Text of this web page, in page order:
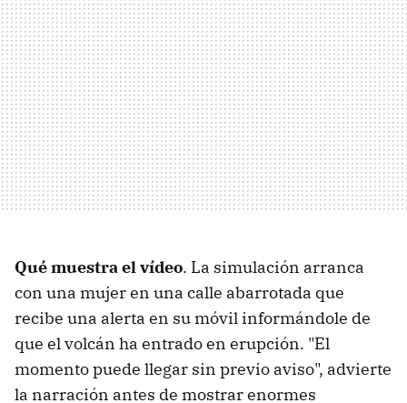
Qué muestra el vídeo. La simulación arranca
con una mujer en una calle abarrotada que
recibe una alerta en su móvil informándole de
que el volcán ha entrado en erupción. "El
momento puede llegar sin previo aviso", advierte
la narración antes de mostrar enormes